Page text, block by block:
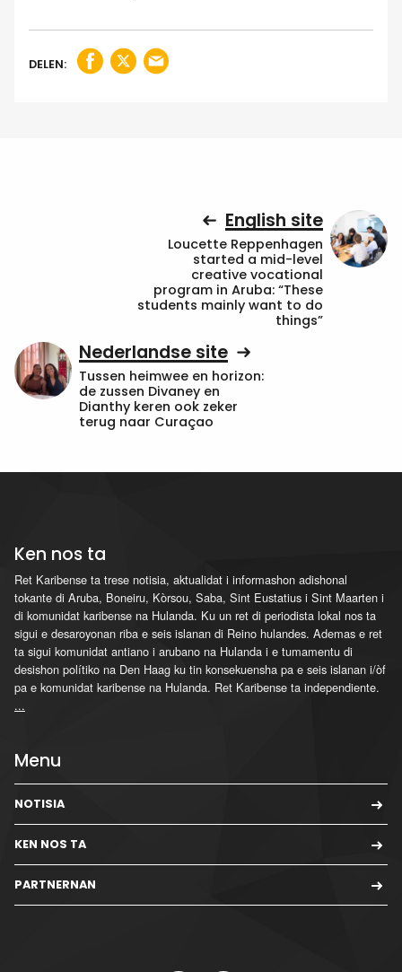
DELEN:
English site
Loucette Reppenhagen
started a mid-level
creative vocational
program in Aruba: “These
students mainly want to do
things”
Nederlandse site
Tussen heimwee en horizon:
de zussen Divaney en
Dianthy keren ook zeker
terug naar Curaçao
Ken nos ta
Ret Karibense ta trese notisia, aktualidat i informashon adishonal
tokante di Aruba, Boneiru, Kòrsou, Saba, Sint Eustatius i Sint Maarten i
di komunidat karibense na Hulanda. Ku un ret di periodista lokal nos ta
sigui e desaroyonan riba e seis islanan di Reino hulandes. Ademas e ret
ta sigui komunidat antiano i arubano na Hulanda i e tumamentu di
desishon polítiko na Den Haag ku tin konsekuensha pa e seis islanan i/òf
pa e komunidat karibense na Hulanda. Ret Karibense ta independiente.
...
Menu
NOTISIA
KEN NOS TA
PARTNERNAN